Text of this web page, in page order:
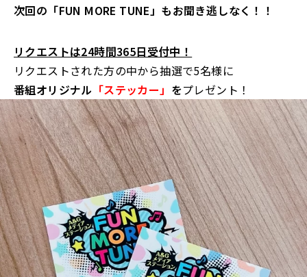
次回の「FUN MORE TUNE」もお聞き逃しなく！！
リクエストは24時間365日受付中！
リクエストされた方の中から抽選で5名様に
番組オリジナル 「ステッカー」 をプレゼント！